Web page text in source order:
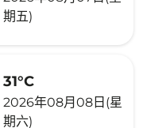
期五)
31°C
2026年08月08日(星
期六)